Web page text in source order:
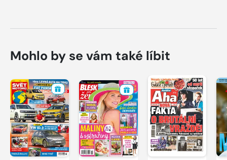
Mohlo by se vám také líbit